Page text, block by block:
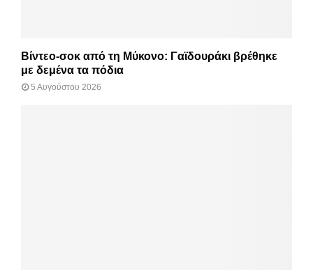
Βίντεο-σοκ από τη Μύκονο: Γαϊδουράκι βρέθηκε
με δεμένα τα πόδια
5 Αυγούστου 2026